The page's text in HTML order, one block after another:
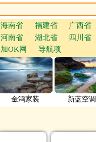
海南省 福建省 广西省
河南省 湖北省 四川省
加OK网 导航项
金鸿家装 新蓝空调